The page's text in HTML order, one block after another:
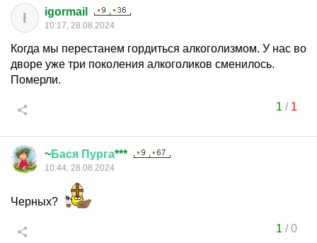
I igormail
10:17, 28.08.2024
Когда мы перестанем гордиться алкоголизмом. У нас во
дворе уже три поколения алкоголиков сменилось.
Померли.
1 / 1
~Бася Пурга***
10:44, 28.08.2024
Черных?
1 /0